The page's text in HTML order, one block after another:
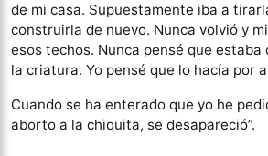
de mi casa. Supuestamente iba a
construirla de nuevo. Nunca volvió y
esos techos. Nunca pensé que estaba
la criatura. Yo pensé que lo hacía por
Cuando se ha enterado que yo he
aborto a la chiquita, se desapareció”.